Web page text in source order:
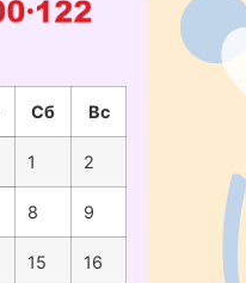
Сб Вс
1 2
8 9
15 16